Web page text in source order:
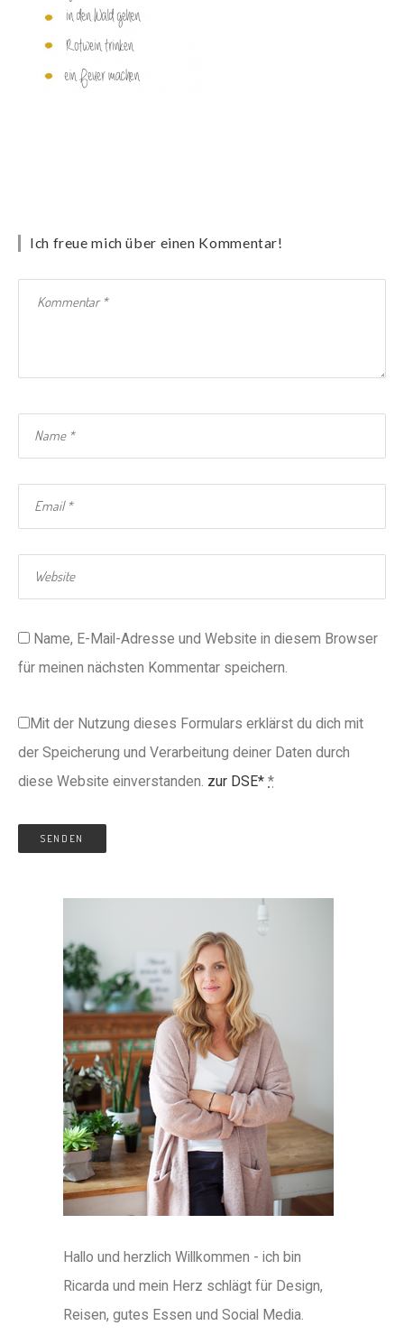
Ich freue mich über einen Kommentar!
Name, E-Mail-Adresse und Website in diesem Browser
für meinen nächsten Kommentar speichern.
Mit der Nutzung dieses Formulars erklärst du dich mit
der Speicherung und Verarbeitung deiner Daten durch
diese Website einverstanden. zur DSE* *
Hallo und herzlich Willkommen - ich bin
Ricarda und mein Herz schlägt für Design,
Reisen, gutes Essen und Social Media.